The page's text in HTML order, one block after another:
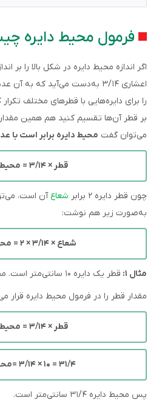
فرمول محیط دایره
اگر اندازه محیط دایره در شکل بالا را بر
اعشاری ۳/۱۴ به‌دست می‌آید که به
را برای دایره‌هایی با قطرهای مختلف
بر قطر آن‌ها تقسیم کنید هم همین
می‌توان گفت محیط دایره برابر است با
قطر × ۳/۱۴ = محیط
چون قطر دایره ۲ برابر شعاعآن است،
به‌صورت زیر هم نوشت:
شعاع × ۳/۱۴ × ۲ = محیط دایره
مثال ۱:
قطر یک دایره ۱۰ سانتی‌متر است. محیط آن را حساب کنید.
مقدار قطر را در فرمول محیط دایره قرار
قطر × ۳/۱۴ = محیط دایره
۳۱/۴ = ۱۰ × ۳/۱۴ =محیط دایره
پس محیط دایره ۳۱/۴ سانتی‌متر است.